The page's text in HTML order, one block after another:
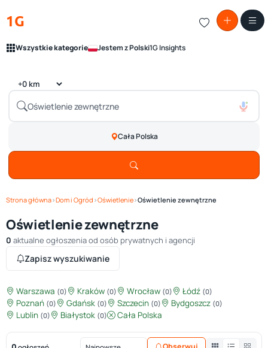
1G
Wszystkie kategorie Jestem z Polski1G Insights
Cała Polska
Strona główna›Dom i Ogród ›Oświetlenie›Oświetlenie zewnętrzne
Oświetlenie zewnętrzne
0 aktualne ogłoszenia od osób prywatnych i agencji
Zapisz wyszukiwanie
Warszawa (0) Kraków (0) Wrocław (0) Łódź (0)
Poznań (0) Gdańsk (0) Szczecin (0) Bydgoszcz (0)
Lublin (0) Białystok (0) Cała Polska